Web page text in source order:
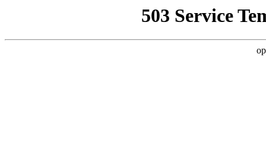
503 Service